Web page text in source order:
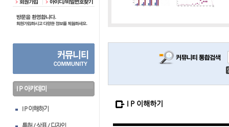
I P 아카데미
I P 이해하기
특허 / 상표 / 디자인
I P 이해하기